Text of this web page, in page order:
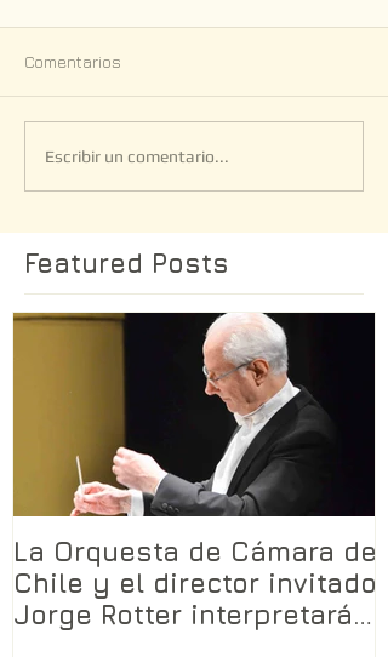
Comentarios
Escribir un comentario...
Featured Posts
La Orquesta de Cámara de
Chile y el director invitado
Jorge Rotter interpretarán